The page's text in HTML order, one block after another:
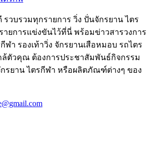
วบรวมทุกรายการ วิ่ง ปั่นจักรยาน ไตร
ยการแข่งขันไว้ที่นี่ พร้อมข่าวสารวงการ
ฬา รองเท้าวิ่ง จักรยานเสือหมอบ รถไตร
ล้ตัวคุณ ต้องการประชาสัมพันธ์กิจกรรม
รยาน ไตรกีฬา หรือผลิตภัณฑ์ต่างๆ ของ